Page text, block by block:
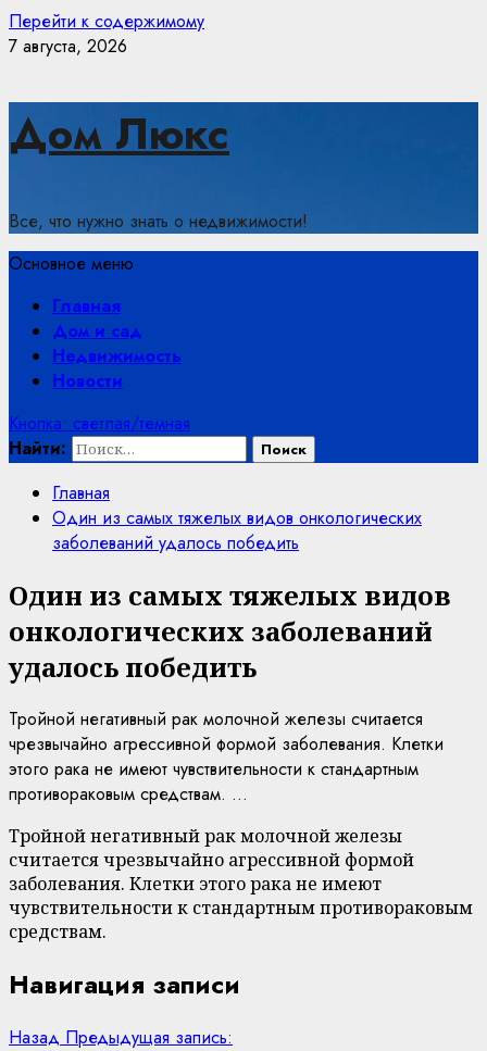
Перейти к содержимому
7 августа, 2026
Дом Люкс
Все, что нужно знать о недвижимости!
Основное меню
Главная
Дом и сад
Недвижимость
Новости
Кнопка: светлая/темная
Найти:
Главная
Один из самых тяжелых видов онкологических
заболеваний удалось победить
Один из самых тяжелых видов
онкологических заболеваний
удалось победить
Тройной негативный рак молочной железы считается
чрезвычайно агрессивной формой заболевания. Клетки
этого рака не имеют чувствительности к стандартным
противораковым средствам. ...
Тройной негативный рак молочной железы
считается чрезвычайно агрессивной формой
заболевания. Клетки этого рака не имеют
чувствительности к стандартным противораковым
средствам.
Навигация записи
Назад Предыдущая запись: